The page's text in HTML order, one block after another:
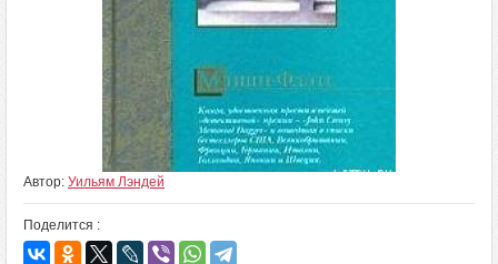
Автор: Уильям Лэндей
Поделится :